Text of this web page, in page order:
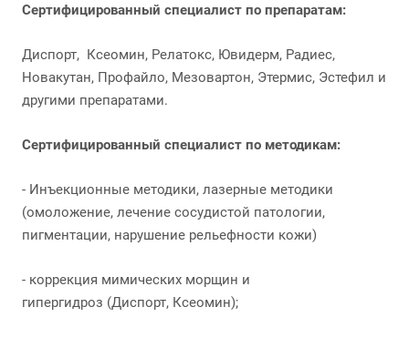
Сертифицированный специалист по препаратам:
Диспорт, Ксеомин, Релатокс, Ювидерм, Радиес,
Новакутан, Профайло, Мезовартон, Этермис, Эстефил и
другими препаратами.
Сертифицированный специалист по методикам:
- Инъекционные методики, лазерные методики
(омоложение, лечение сосудистой патологии,
пигментации, нарушение рельефности кожи)
- коррекция мимических морщин и
гипергидроз (Диспорт, Ксеомин);